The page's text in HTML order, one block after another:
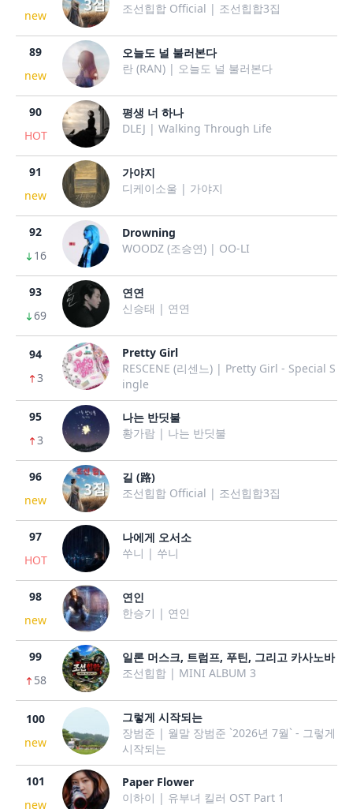
new 조선힙합 Official | 조선힙합3집
89
new
오늘도 널 불러본다
란 (RAN) | 오늘도 널 불러본다
90
HOT
평생 너 하나
DLEJ | Walking Through Life
91
new
가야지
디케이소울 | 가야지
92
16
Drowning
WOODZ (조승연) | OO-LI
93
69
연연
신승태 | 연연
94
3
Pretty Girl
RESCENE (리센느) | Pretty Girl - Special S
ingle
95
3
나는 반딧불
황가람 | 나는 반딧불
96
new
길 (路)
조선힙합 Official | 조선힙합3집
97
HOT
나에게 오서소
쑤니 | 쑤니
98
new
연인
한승기 | 연인
99
58
일론 머스크, 트럼프, 푸틴, 그리고 카사노바
조선힙합 | MINI ALBUM 3
100
new
그렇게 시작되는
장범준 | 월말 장범준 `2026년 7월` - 그렇게
시작되는
101
new
Paper Flower
이하이 | 유부녀 킬러 OST Part 1